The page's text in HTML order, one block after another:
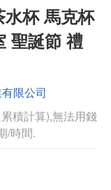
杯 馬克杯
聖誕節 禮
限公司
積計算),無法用錢
/時間.